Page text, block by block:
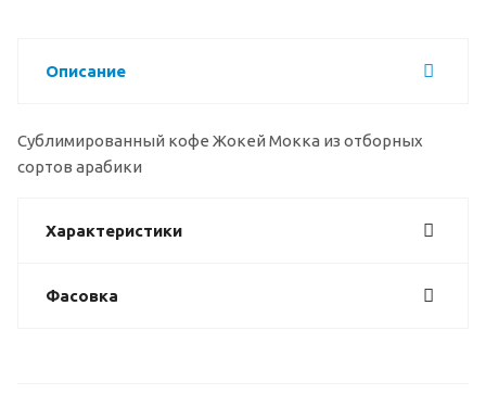
Описание
Сублимированный кофе Жокей Мокка из отборных
сортов арабики
Характеристики
Фасовка